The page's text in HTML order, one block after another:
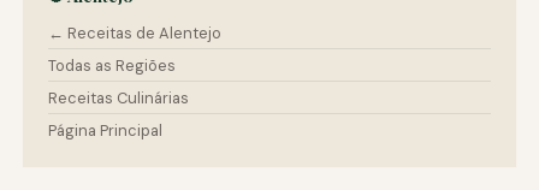
← Receitas de Alentejo
Todas as Regiões
Receitas Culinárias
Página Principal